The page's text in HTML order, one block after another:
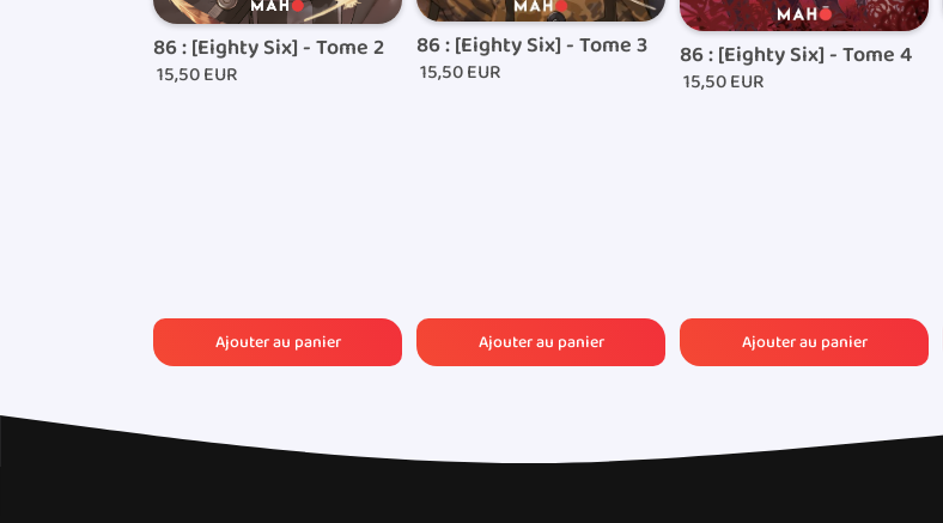
86 : [Eighty Six] - Tome 2
15,50 EUR
86 : [Eighty Six] - Tome 3
15,50 EUR
86 : [Eighty Six] - Tome 4
15,50 EUR